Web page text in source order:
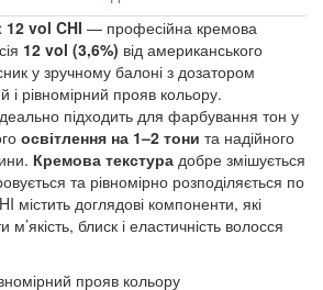
vol CHI — професійна кремова
12 vol (3,6%) від американського
у зручному балоні з дозатором
і рівномірний прояв кольору.
підходить для фарбування тон у
освітлення на 1–2 тони та надійного
Кремова текстура добре змішується
та рівномірно розподіляється по
доглядові компоненти, які
блиск і еластичність волосся
прояв кольору